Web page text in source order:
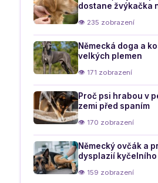
dostane žvýkačka
👁 235 zobrazení
Německá doga a
velkých plemen
👁 171 zobrazení
Proč psi hrabou v
zemi před spaním
👁 170 zobrazení
Německý ovčák a
dysplazií
👁 159 zobrazení